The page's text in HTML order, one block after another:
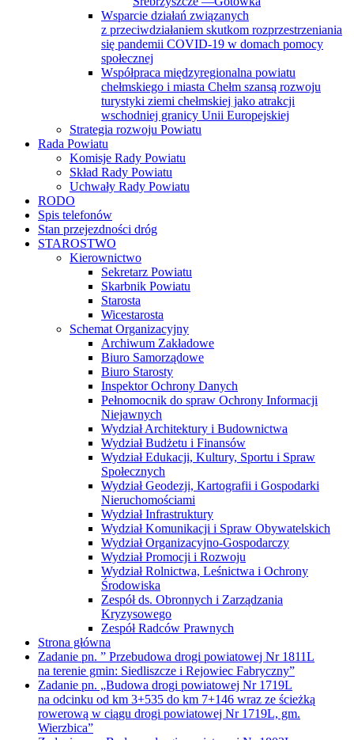
Wsparcie działań związanych
z przeciwdziałaniem skutkom rozprzestrzeniania
się pandemii COVID-19 w domach pomocy
społecznej
Współpraca międzyregionalna powiatu
chełmskiego i miasta Chełm szansą rozwoju
turystyki ziemi chełmskiej jako atrakcji
wschodniej granicy Unii Europejskiej
Strategia rozwoju Powiatu
Rada Powiatu
Komisje Rady Powiatu
Skład Rady Powiatu
Uchwały Rady Powiatu
RODO
Spis telefonów
Stan przejezdności dróg
STAROSTWO
Kierownictwo
Sekretarz Powiatu
Skarbnik Powiatu
Starosta
Wicestarosta
Schemat Organizacyjny
Archiwum Zakładowe
Biuro Samorządowe
Biuro Starosty
Inspektor Ochrony Danych
Pełnomocnik do spraw Ochrony Informacji
Niejawnych
Wydział Architektury i Budownictwa
Wydział Budżetu i Finansów
Wydział Edukacji, Kultury, Sportu i Spraw
Społecznych
Wydział Geodezji, Kartografii i Gospodarki
Nieruchomościami
Wydział Infrastruktury
Wydział Komunikacji i Spraw Obywatelskich
Wydział Organizacyjno-Gospodarczy
Wydział Promocji i Rozwoju
Wydział Rolnictwa, Leśnictwa i Ochrony
Środowiska
Zespół ds. Obronnych i Zarządzania
Kryzysowego
Zespół Radców Prawnych
Strona główna
Zadanie pn. ” Przebudowa drogi powiatowej Nr 1811L
na terenie gmin: Siedliszcze i Rejowiec Fabryczny”
Zadanie pn. „Budowa drogi powiatowej Nr 1719L
na odcinku od km 3+535 do km 7+146 wraz ze ścieżką
rowerową w ciągu drogi powiatowej Nr 1719L, gm.
Wierzbica”